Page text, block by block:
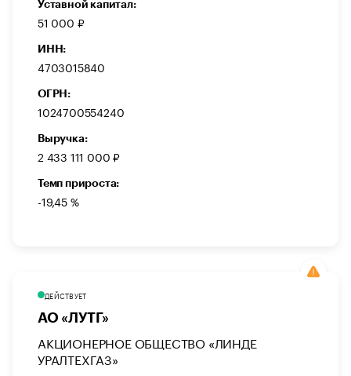
Уставной капитал:
51 000 ₽
ИНН:
4703015840
ОГРН:
1024700554240
Выручка:
2 433 111 000 ₽
Темп прироста:
-19,45 %
ДЕЙСТВУЕТ
АО «ЛУТГ»
АКЦИОНЕРНОЕ ОБЩЕСТВО «ЛИНДЕ
УРАЛТЕХГАЗ»